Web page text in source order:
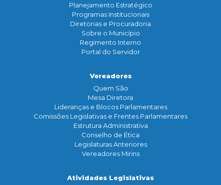
Planejamento Estratégico
Programas Institucionais
Diretorias e Procuradoria
Sobre o Município
Regimento Interno
Portal do Servidor
Vereadores
Quem São
Mesa Diretora
Lideranças e Blocos Parlamentares
Comissões Legislativas e Frentes Parlamentares
Estrutura Administrativa
Conselho de Ética
Legislaturas Anteriores
Vereadores Mirins
Atividades Legislativas